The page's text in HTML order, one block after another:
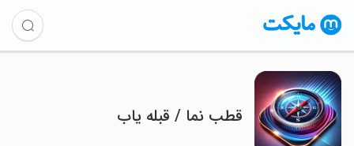
‏‏قطب نما / قبله یاب